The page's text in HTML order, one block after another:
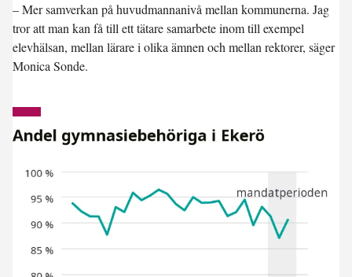
– Mer samverkan på huvudmannanivå mellan kommunerna. Jag
tror att man kan få till ett tätare samarbete inom till exempel
elevhälsan, mellan lärare i olika ämnen och mellan rektorer, säger
Monica Sonde.